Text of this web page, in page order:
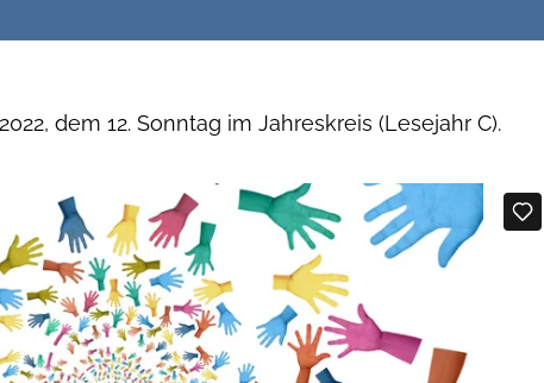
dem 12. Sonntag im Jahreskreis (Lesejahr C).